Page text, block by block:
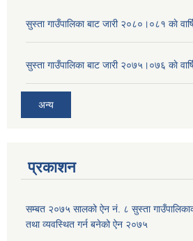
सुस्ता गाउँपालिका बाट जारी २०८०।०८१ काे
सुस्ता गाउँपालिका बाट जारी २०७५।०७६ काे
अन्य
प्रकाशन
सम्बत २०७५ सालको ऐन नं. ८ सुस्ता
तथा व्यवस्थित गर्न बनेको ऐन २०७५